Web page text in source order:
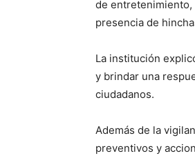
de entretenimiento,
presencia de
La institución
y brindar una
ciudadanos.
Además de la
preventivos y